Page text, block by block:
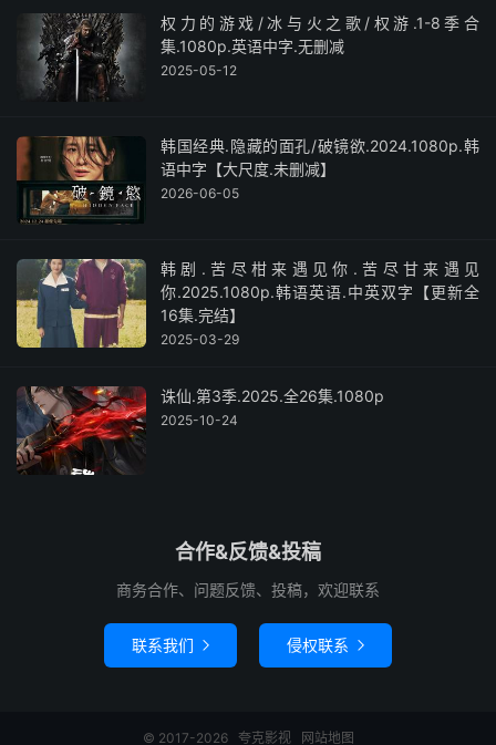
权力的游戏/冰与火之歌/权游.1-8季合
集.1080p.英语中字.无删减
2025-05-12
韩国经典.隐藏的面孔/破镜欲.2024.1080p.韩
语中字【大尺度.未删减】
2026-06-05
韩剧.苦尽柑来遇见你.苦尽甘来遇见
你.2025.1080p.韩语英语.中英双字【更新全
16集.完结】
2025-03-29
诛仙.第3季.2025.全26集.1080p
2025-10-24
合作&反馈&投稿
商务合作、问题反馈、投稿，欢迎联系
联系我们  侵权联系 
© 2017-2026 夸克影视 网站地图